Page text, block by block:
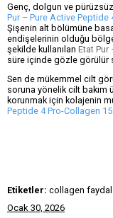
Genç, dolgun ve
Pur – Pure Active Peptide
Şişenin alt bölümüne
endişelerinin olduğu
şekilde kullanılan Etat Pur
süre içinde gözle görülür
Sen de mükemmel cilt
soruna yönelik cilt bakım
korunmak için kolajenin
Peptide 4 Pro-Collagen
Etiketler: collagen
Ocak 30, 2026